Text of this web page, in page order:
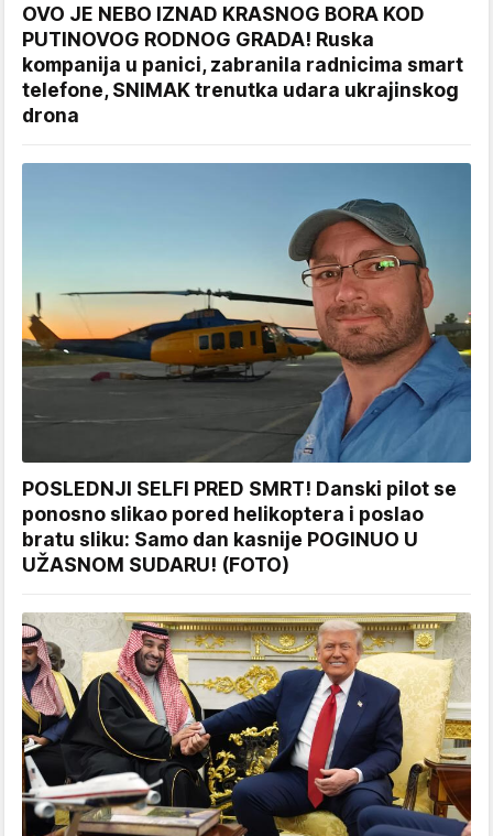
OVO JE NEBO IZNAD KRASNOG BORA KOD
PUTINOVOG RODNOG GRADA! Ruska
kompanija u panici, zabranila radnicima smart
telefone, SNIMAK trenutka udara ukrajinskog
drona
POSLEDNJI SELFI PRED SMRT! Danski pilot se
ponosno slikao pored helikoptera i poslao
bratu sliku: Samo dan kasnije POGINUO U
UŽASNOM SUDARU! (FOTO)